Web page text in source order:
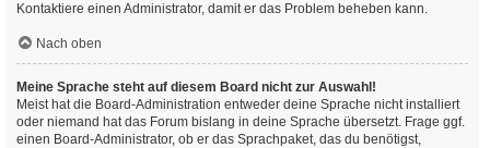
Kontaktiere einen Administrator, damit er das Problem beheben kann.
Nach oben
Meine Sprache steht auf diesem Board nicht zur Auswahl!
Meist hat die Board-Administration entweder deine Sprache nicht installiert
oder niemand hat das Forum bislang in deine Sprache übersetzt. Frage ggf.
einen Board-Administrator, ob er das Sprachpaket, das du benötigst,